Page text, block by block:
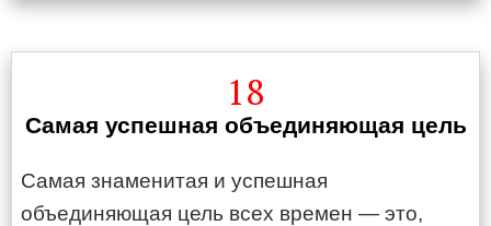
18
Самая успешная объединяющая цель
Самая знаменитая и успешная
объединяющая цель всех времен — это,